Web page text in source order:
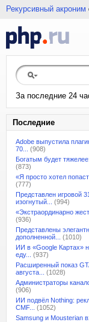
Рекурсивный акроним
За последние 24
Последние
Adobe выпустила
70...
(908)
Богатым будет
(873)
«Я просто хотел
(777)
Представлен игровой
изогнутый...
(994)
«Экстраординарно
(936)
Представлены
дополненной...
(1010)
ИИ в «Google Картах»
еду...
(937)
Расширенный показ
августа...
(1028)
Администраторы
(906)
ИИ подвёл Nothing:
CMF...
(1052)
Samsung и Mousterian